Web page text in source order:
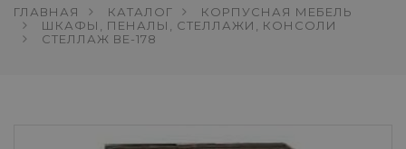
ГЛАВНАЯ КАТАЛОГ
КОРПУСНАЯ МЕБЕЛЬ
ШКАФЫ, ПЕНАЛЫ, СТЕЛЛАЖИ, КОНСОЛИ
СТЕЛЛАЖ ВЕ-178